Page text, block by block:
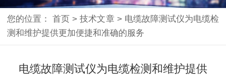
您的位置：首页 > 技术文章 > 电缆故障测试仪为电缆检
测和维护提供更加便捷和准确的服务
电缆故障测试仪为电缆检测和维护提供